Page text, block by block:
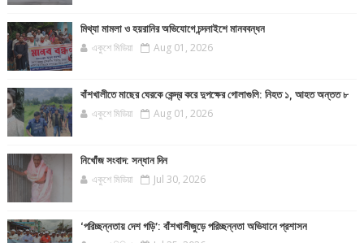
মিথ্যা মামলা ও হয়রানির অভিযোগে চন্দনাইশে মানববন্ধন
একুশে মিডিয়া Aug 01, 2026
বাঁশখালীতে মাছের ঘেরকে কেন্দ্র করে দুপক্ষের গোলাগুলি: নিহত ১, আহত অন্তত ৮
একুশে মিডিয়া Aug 01, 2026
নিখোঁজ সংবাদ: সন্ধান দিন
একুশে মিডিয়া Jul 30, 2026
‘পরিচ্ছন্নতায় দেশ গড়ি’: বাঁশখালীজুড়ে পরিচ্ছন্নতা অভিযানে প্রশাসন